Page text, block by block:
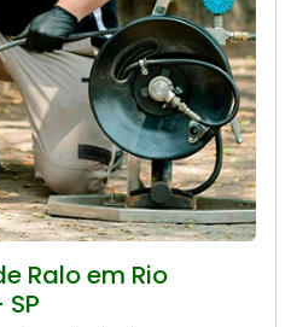
Ralo em Rio